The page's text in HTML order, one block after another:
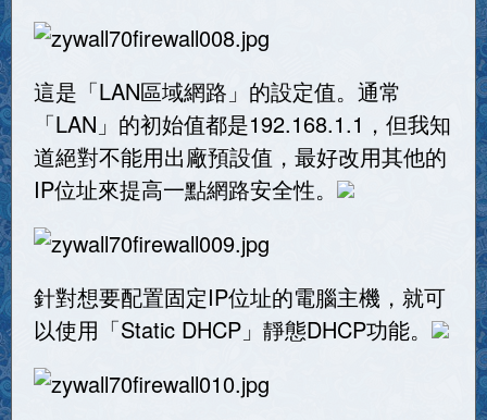
這是「LAN區域網路」的設定值。通常
「LAN」的初始值都是192.168.1.1，但我知
道絕對不能用出廠預設值，最好改用其他的
IP位址來提高一點網路安全性。
針對想要配置固定IP位址的電腦主機，就可
以使用「Static DHCP」靜態DHCP功能。